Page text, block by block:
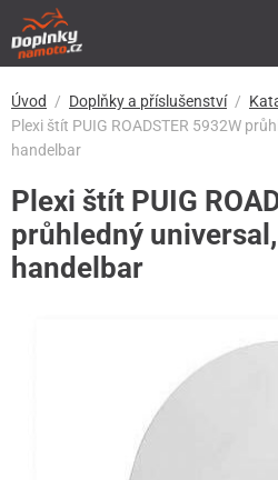
Úvod Doplňky a příslušenství
Plexi štít PUIG ROADSTER 5932W
handelbar
Plexi štít PUIG
průhledný
handelbar